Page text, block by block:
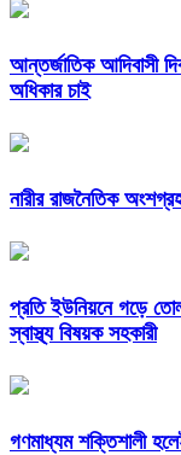
আন্তর্জাতিক আদিবাসী
অধিকার চাই
নারীর রাজনৈতিক
প্রতি ইউনিয়নে গড়ে
স্বাস্থ্য বিষয়ক সহকারী
গণমাধ্যম শক্তিশালী